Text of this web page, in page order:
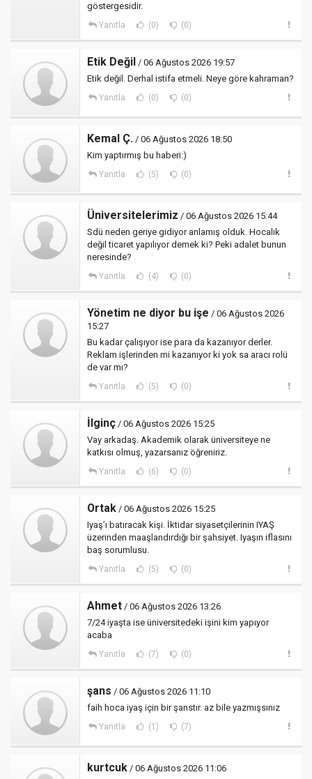
göstergesidir.
Yanıtla (0) (0)
Etik Değil / 06 Ağustos 2026 19:57
Etik değil. Derhal istifa etmeli. Neye göre kahraman?
Yanıtla (0) (0)
Kemal Ç. / 06 Ağustos 2026 18:50
Kim yaptırmış bu haberi:)
Yanıtla (5) (0)
Üniversitelerimiz / 06 Ağustos 2026 15:44
Sdü neden geriye gidiyor anlamış olduk. Hocalık
değil ticaret yapılıyor demek ki? Peki adalet bunun
neresinde?
Yanıtla (4) (0)
Yönetim ne diyor bu işe / 06 Ağustos 2026
15:27
Bu kadar çalışıyor ise para da kazanıyor derler.
Reklam işlerinden mi kazanıyor ki yok sa aracı rolü
de var mı?
Yanıtla (5) (0)
İlginç / 06 Ağustos 2026 15:25
Vay arkadaş. Akademik olarak üniversiteye ne
katkısı olmuş, yazarsanız öğreniriz.
Yanıtla (6) (0)
Ortak / 06 Ağustos 2026 15:25
Iyaş’ı batıracak kişi. İktidar siyasetçilerinin IYAŞ
üzerinden maaşlandırdığı bir şahsiyet. Iyaşın iflasını
baş sorumlusu.
Yanıtla (5) (0)
Ahmet / 06 Ağustos 2026 13:26
7/24 iyaşta ise üniversitedeki işini kim yapıyor
acaba
Yanıtla (7) (0)
şans / 06 Ağustos 2026 11:10
faih hoca iyaş için bir şanstır. az bile yazmışsınız
Yanıtla (1) (7)
kurtcuk / 06 Ağustos 2026 11:06